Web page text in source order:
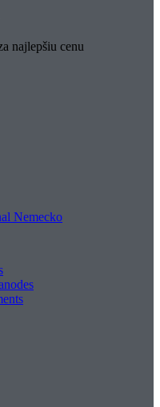
najlepšiu cenu
Nemecko